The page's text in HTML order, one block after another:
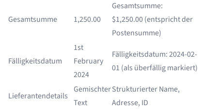
Gesamtsumme 1,250.00
Gesamtsumme:
$1,250.00 (entspricht der
Postensumme)
Fälligkeitsdatum
1st
February
2024
Fälligkeitsdatum: 2024-02-
01 (als überfällig markiert)
Lieferantendetails
Gemischter
Text
Strukturierter Name,
Adresse, ID